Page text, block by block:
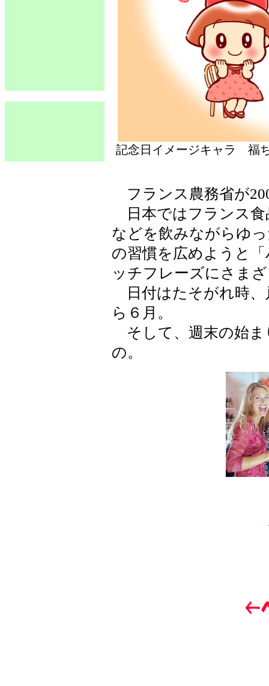
記念日イメージキャラ 福
フランス農務省が
日本ではフランス食
などを飲みながらゆ
の習慣を広めようと
ッチフレーズにさま
日付はたそがれ時、
ら６月。
そして、週末の始ま
の。